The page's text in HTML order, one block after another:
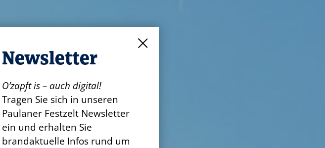
Newsletter
O’zapft is – auch digital!
Tragen Sie sich in unseren
Paulaner Festzelt Newsletter
ein und erhalten Sie
brandaktuelle Infos rund um